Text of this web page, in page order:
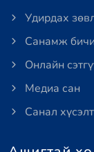
Удирдах
Санамж
Онлайн
Медиа сан
Санал хүсэлт